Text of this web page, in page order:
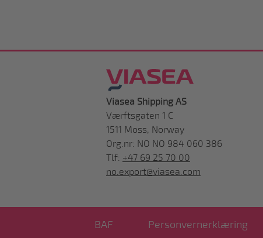
Viasea Shipping AS
Værftsgaten 1 C
1511 Moss, Norway
Org.nr: NO NO 984 060 386
Tlf: +47 69 25 70 00
no.export@viasea.com
BAF Personvernerklæring